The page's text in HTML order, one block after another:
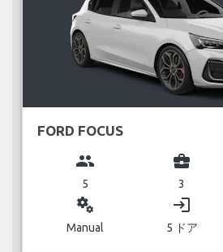
FORD FOCUS
group
5
business_center
3
miscellaneous_services
Manual
login
5 ドア